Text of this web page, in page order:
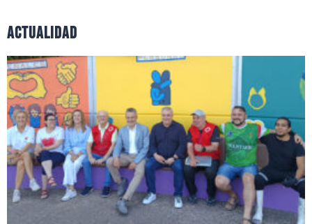
actualidad